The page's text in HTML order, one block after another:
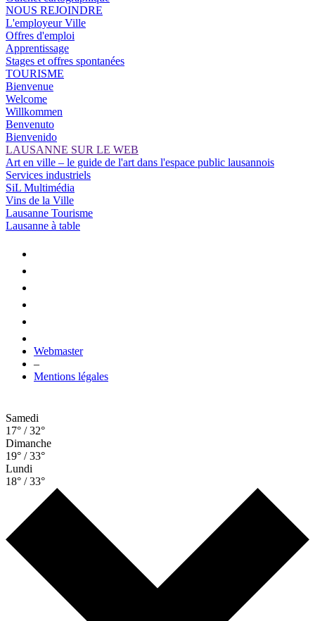
NOUS REJOINDRE
L'employeur Ville
Offres d'emploi
Apprentissage
Stages et offres spontanées
TOURISME
Bienvenue
Welcome
Willkommen
Benvenuto
Bienvenido
LAUSANNE SUR LE WEB
Art en ville – le guide de l'art dans l'espace public lausannois
Services industriels
SiL Multimédia
Vins de la Ville
Lausanne Tourisme
Lausanne à table
Webmaster
–
Mentions légales
Samedi
17° / 32°
Dimanche
19° / 33°
Lundi
18° / 33°